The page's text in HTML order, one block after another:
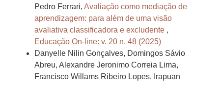
Pedro Ferrari, Avaliação como mediação de
aprendizagem: para além de uma visão
avaliativa classificadora e excludente ,
Educação On-line: v. 20 n. 48 (2025)
Danyelle Nilin Gonçalves, Domingos Sávio
Abreu, Alexandre Jeronimo Correia Lima,
Francisco Willams Ribeiro Lopes, Irapuan